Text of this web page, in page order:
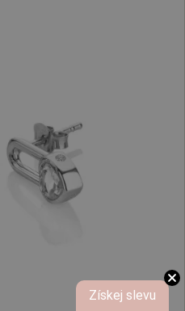
Získej slevu